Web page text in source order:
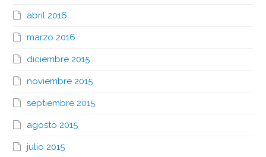
abril 2016
marzo 2016
diciembre 2015
noviembre 2015
septiembre 2015
agosto 2015
julio 2015